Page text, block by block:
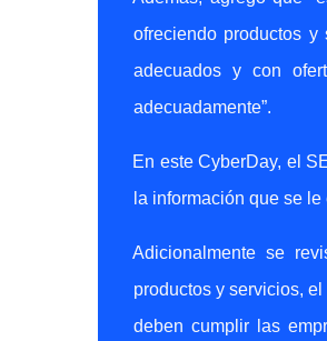
ofreciendo productos
adecuados y con
adecuadamente”.
En este CyberDay, el
la información que se
Adicionalmente se
productos y servicios,
deben cumplir las